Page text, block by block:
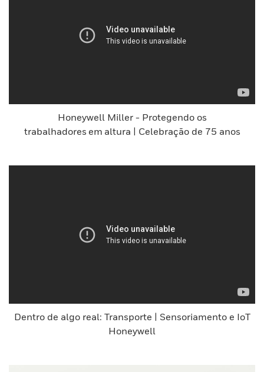
Honeywell Miller - Protegendo os
trabalhadores em altura | Celebração de 75 anos
Dentro de algo real: Transporte | Sensoriamento e IoT
Honeywell